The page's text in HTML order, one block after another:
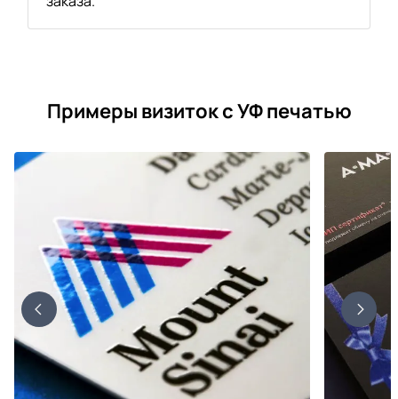
Примеры визиток с УФ печатью